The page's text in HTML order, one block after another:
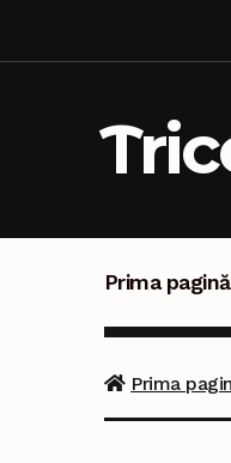
Prima pagină
Prima